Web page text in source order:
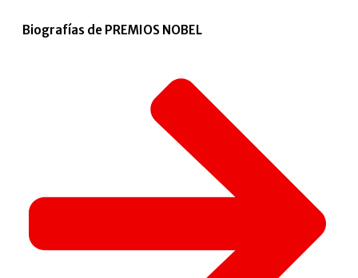
Biografías de PREMIOS NOBEL